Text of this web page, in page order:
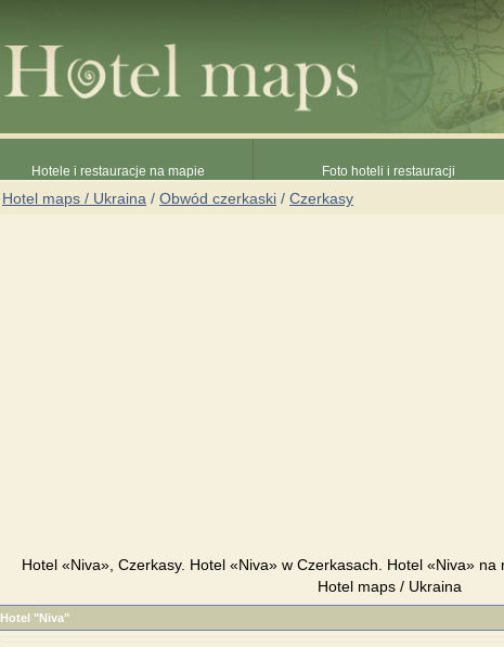
Hotele i restauracje na mapie Foto hoteli i restauracji
Hotel maps / Ukraina / Obwód czerkaski / Czerkasy
Hotel «Niva», Czerkasy. Hotel «Niva» w Czerkasach. Hotel «Niva» na
Hotel maps / Ukraina
Hotel "Niva"